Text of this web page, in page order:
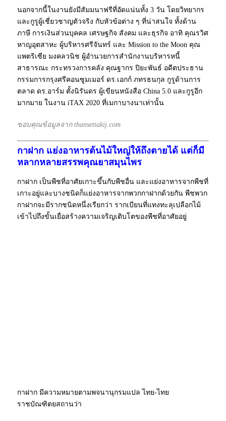
นอกจากนี้ในงานยังมีสัมมนาฟรีที่อัดแน่นทั้ง 3 วัน โดยวิทยากร
และกูรูผู้เชี่ยวชาญตัวจริง กับหัวข้อต่าง ๆ ที่น่าสนใจ ทั้งด้าน
ภาษี การเงินส่วนบุคคล เศรษฐกิจ สังคม และธุรกิจ อาทิ คุณรวิศ
หาญอุตสาหะ ผู้บริหารศรีจันทร์ และ Mission to the Moon คุณ
แพตริเซีย มงคลวนิช ผู้อำนวยการสำนักงานบริหารหนี้
สาธารณะ กระทรวงการคลัง คุณฐากร ปิยะพันธ์ อดีตประธาน
กรรมการกรุงศรีคอนซูมเมอร์ ดร.เอกก์ ภทรธนกุล กูรูด้านการ
ตลาด ดร.อาร์ม ตั้งนิรันดร ผู้เขียนหนังสือ China 5.0 และกูรูอีก
มากมาย ในงาน iTAX 2020 ที่เมกาบางนาเท่านั้น
ขอบคุณข้อมูลจาก thansettakij.com
กาฝาก แย่งอาหารต้นไม้ใหญ่ให้ถึงตายได้ แต่ก็มี
หลากหลายสรรพคุณยาสมุนไพร
กาฝาก เป็นพืชที่อาศัยเกาะขึ้นกับพืชอื่น และแย่งอาหารจากพืชที่
เกาะอยู่และบางชนิดก็แย่งอาหารจากพวกกาฝากด้วยกัน พืชพวก
กาฝากจะมีรากชนิดหนึ่งเรียกว่า รากเบียนที่แทงทะลุเปลือกไม้
เข้าไปถึงขั้นเยื่อสร้างความเจริญเติบโตของพืชที่อาศัยอยู่
กาฝาก มีความหมายตามพจนานุกรมแปล ไทย-ไทย
ราชบัณฑิตยสถานว่า